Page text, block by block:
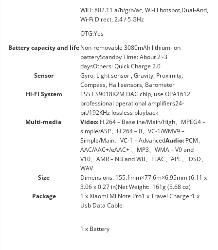
WiFi: 802.11 a/b/g/n/ac, Wi-Fi hotspot,Dual-And,
Wi-Fi Direct, 2.4 / 5 GHz
OTG:Yes
Battery capacity and lifeNon-removable 3080mAh lithium-ion
batteryStandby Time: About 2~3
daysOthers: Quick Charge 2.0
Sensor
Gyro, Light sensor , Gravity, Proximity,
Compass, Hall sensors, Barometer
Hi-Fi System
ESS ES9018K2M DAC chip, use OPA1612
professional operational amplifiers24-
bit/192KHz lossless playback
Multi-media
Video: H.264 – Baseline/Main/High、MPEG4 –
simple/ASP、H.264 – 0、VC-1/WMV9 –
Simple/Main、VC-1 – AdvancedAudio: PCM、
AAC/AAC+/eAAC+ 、MP3、WMA – V9 and
V10、AMR – NB and WB、FLAC、APE、 DSD、
WAV
Size
Dimensions: 155.1mm×77.6m×6.95mm (6.11 x
3.06 x 0.27 in)Net Weight: 161g (5.68 oz)
Package
1 x Xiaomi Mi Note Pro1 x Travel Charger1 x
Usb Data Cable
1 x Battery